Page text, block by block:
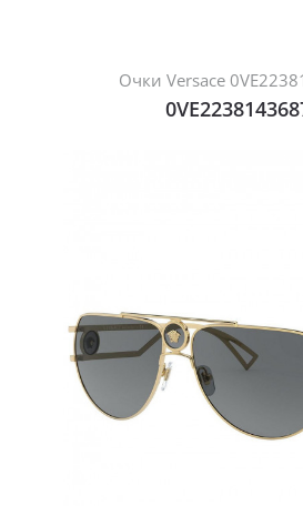
Очки Versace